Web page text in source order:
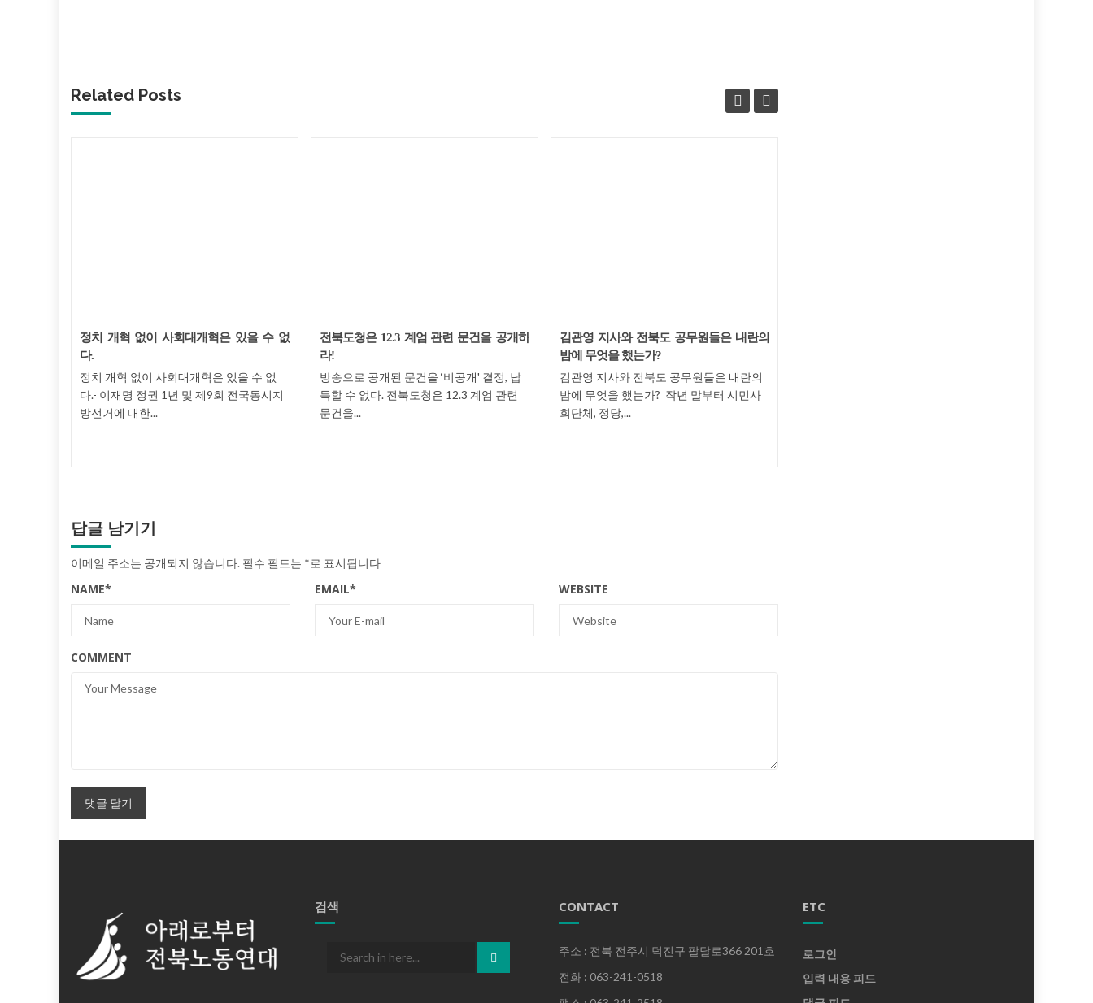
Related Posts
정치 개혁 없이 사회대개혁은 있을 수 없
다.
정치 개혁 없이 사회대개혁은 있을 수 없
다.- 이재명 정권 1년 및 제9회 전국동시지
방선거에 대한...
전북도청은 12.3 계엄 관련 문건을 공개하
라!
방송으로 공개된 문건을 ‘비공개' 결정, 납
득할 수 없다. 전북도청은 12.3 계엄 관련
문건을...
김관영 지사와 전북도 공무원들은 내란의
밤에 무엇을 했는가?
김관영 지사와 전북도 공무원들은 내란의
밤에 무엇을 했는가? 작년 말부터 시민사
회단체, 정당,...
답글 남기기
이메일 주소는 공개되지 않습니다. 필수 필드는 *로 표시됩니다
NAME* EMAIL* WEBSITE
COMMENT
검색 CONTACT
주소 : 전북 전주시 덕진구 팔달로366 201호
전화 : 063-241-0518
ETC
로그인
입력 내용 피드